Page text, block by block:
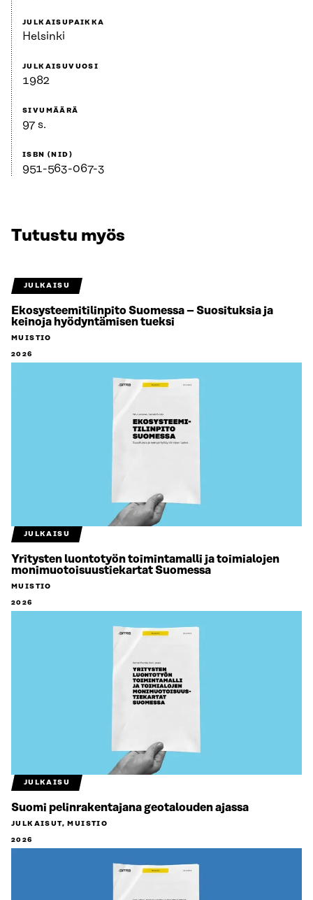
JULKAISUPAIKKA
Helsinki
JULKAISUVUOSI
1982
SIVUMÄÄRÄ
97 s.
ISBN (NID)
951-563-067-3
Tutustu myös
JULKAISU
Ekosysteemitilinpito Suomessa – Suosituksia ja
keinoja hyödyntämisen tueksi
MUISTIO
2026
JULKAISU
Yritysten luontotyön toimintamalli ja toimialojen
monimuotoisuustiekartat Suomessa
MUISTIO
2026
JULKAISU
Suomi pelinrakentajana geotalouden ajassa
JULKAISUT, MUISTIO
2026